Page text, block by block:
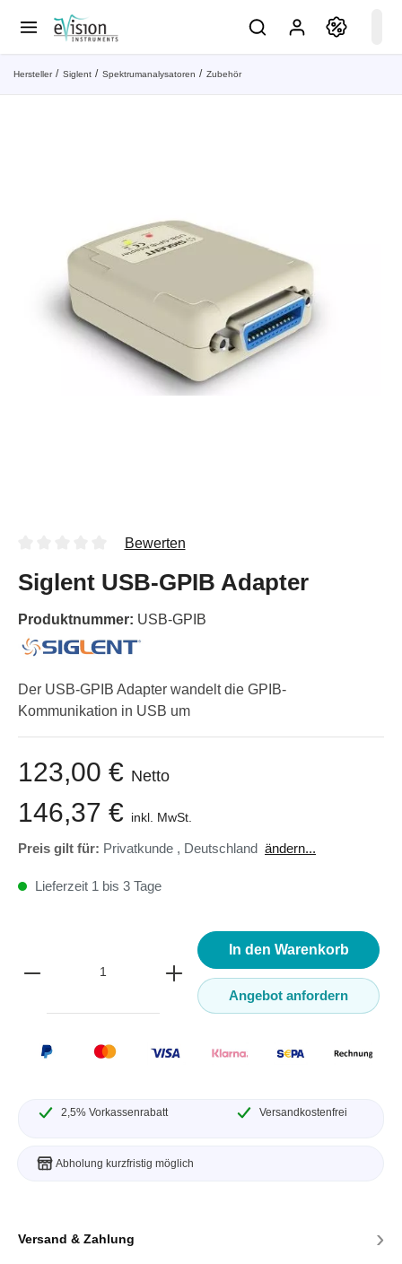
Hersteller Siglent Spektrumanalysatoren Zubehör
Bewerten
Siglent USB-GPIB Adapter
Produktnummer: USB-GPIB
Der USB-GPIB Adapter wandelt die GPIB-
Kommunikation in USB um
123,00 € Netto
146,37 € inkl. MwSt.
Preis gilt für: Privatkunde , Deutschland ändern...
Lieferzeit 1 bis 3 Tage
In den Warenkorb
Angebot anfordern
2,5% Vorkassenrabatt Versandkostenfrei
Abholung kurzfristig möglich
Versand & Zahlung ›